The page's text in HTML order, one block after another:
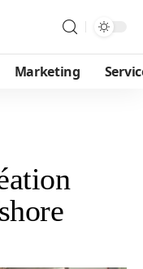
Marketing